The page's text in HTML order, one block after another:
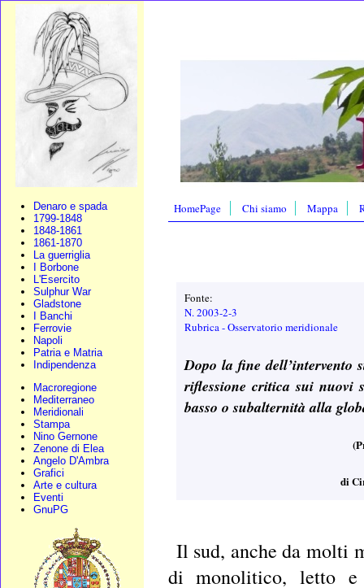
Denaro e spada
1799-1848
1848-1861
1861-1870
La guerriglia
I Borbone
L'Esercito
Sulphur War
Gladstone
I Banchi
Ferrovie
Napoli
Patria e Matria
Indipendenza
Macroregione
Mediterraneo
Meridionali
Stampa
Nino Gernone
Zenone di Elea
Angelo D'Ambra
Grafici
Arte e cultura
Eventi
GnuPG
HomePage Chi siamo Mappa
Fonte:
N. 2003-2-3
Rubrica - Osservatorio meridionale
Dopo la fine dell’intervento
riflessione critica sui nuovi
basso o subalternità alla
di
Il sud, anche da molti
di monolitico, letto e